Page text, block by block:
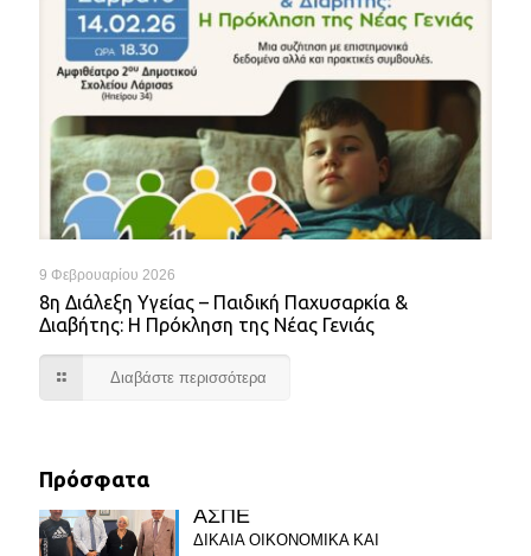
9 Φεβρουαρίου 2026
8η Διάλεξη Υγείας – Παιδική Παχυσαρκία &
Διαβήτης: Η Πρόκληση της Νέας Γενιάς
Διαβάστε περισσότερα
Πρόσφατα
ΑΣΠΕ
ΔΙΚΑΙΑ ΟΙΚΟΝΟΜΙΚΑ ΚΑΙ